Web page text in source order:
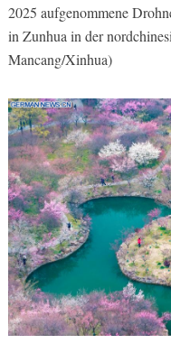
2025 aufgenommene
in Zunhua in der
Mancang/Xinhua)